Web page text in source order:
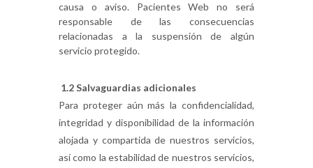
causa o aviso. Pacientes Web no será
responsable de las consecuencias
relacionadas a la suspensión de algún
servicio protegido.
1.2 Salvaguardias adicionales
Para proteger aún más la confidencialidad,
integridad y disponibilidad de la información
alojada y compartida de nuestros servicios,
así como la estabilidad de nuestros servicios,